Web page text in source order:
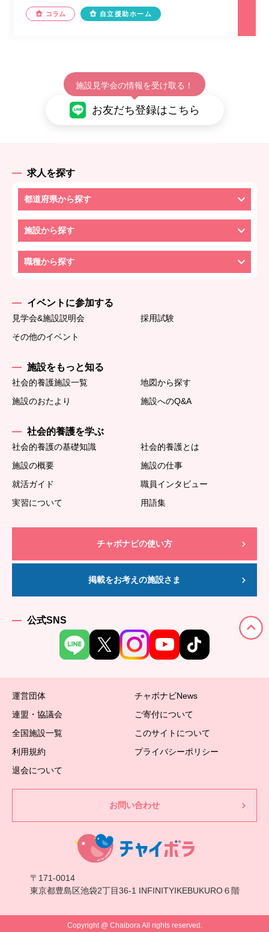
コラム 自立援助ホーム
施設見学会の情報を受け取る！
お友だち登録はこちら
求人を探す
都道府県から探す
施設から探す
職種から探す
イベントに参加する
見学会&施設説明会
採用試験
その他のイベント
施設をもっと知る
社会的養護施設一覧
地図から探す
施設のおたより
施設へのQ&A
社会的養護を学ぶ
社会的養護の基礎知識
社会的養護とは
施設の概要
施設の仕事
就活ガイド
職員インタビュー
実習について
用語集
チャボナビの使い方
掲載をお考えの施設さま
公式SNS
運営団体
チャボナビNews
連盟・協議会
ご寄付について
全国施設一覧
このサイトについて
利用規約
プライバシーポリシー
退会について
お問い合わせ
〒171-0014
東京都豊島区池袋2丁目36-1 INFINITYIKEBUKURO６階
Copyright @ Chaibora All rights reserved.